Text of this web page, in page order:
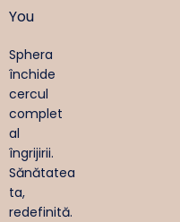
You
Sphera
închide
cercul
complet
al
îngrijirii.
Sănătatea
ta,
redefinită.